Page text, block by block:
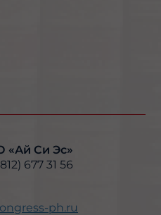
«Ай Си Эс»
677 31 56
ph.ru